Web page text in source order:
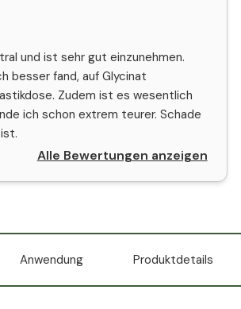
und ist sehr gut einzunehmen.
besser fand, auf Glycinat
Zudem ist es wesentlich
ich schon extrem teurer. Schade
Alle Bewertungen anzeigen
Anwendung Produktdetails